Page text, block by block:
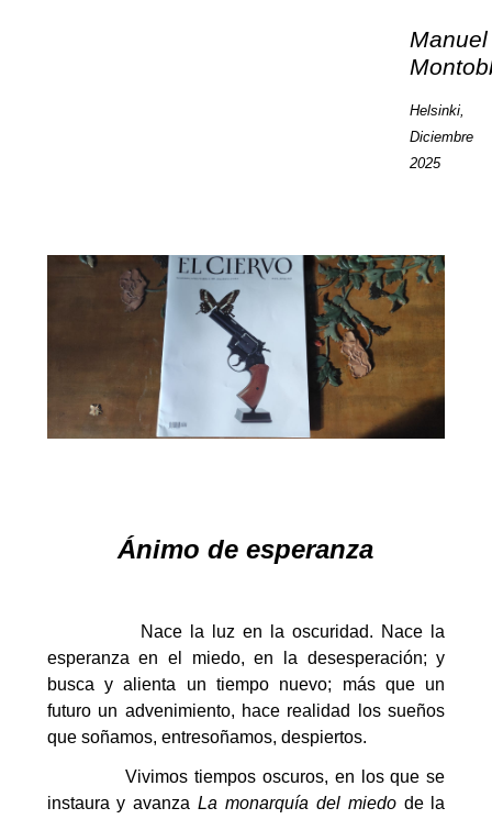
Manuel
Helsinki,
Diciembre
2025
Ánimo de esperanza
Nace la luz en la oscuridad. Nace la
esperanza en el miedo, en la desesperación; y
busca y alienta un tiempo nuevo; más que un
futuro un advenimiento, hace realidad los sueños
que soñamos, entresoñamos, despiertos.
Vivimos tiempos oscuros, en los que se
instaura y avanzaLa monarquía del miedo de la